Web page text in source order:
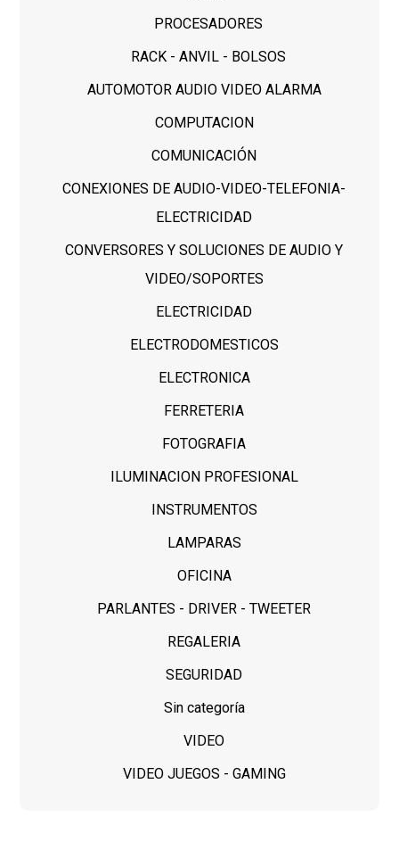
PROCESADORES
RACK - ANVIL - BOLSOS
AUTOMOTOR AUDIO VIDEO ALARMA
COMPUTACION
COMUNICACIÓN
CONEXIONES DE AUDIO-VIDEO-TELEFONIA-
ELECTRICIDAD
CONVERSORES Y SOLUCIONES DE AUDIO Y
VIDEO/SOPORTES
ELECTRICIDAD
ELECTRODOMESTICOS
ELECTRONICA
FERRETERIA
FOTOGRAFIA
ILUMINACION PROFESIONAL
INSTRUMENTOS
LAMPARAS
OFICINA
PARLANTES - DRIVER - TWEETER
REGALERIA
SEGURIDAD
Sin categoría
VIDEO
VIDEO JUEGOS - GAMING